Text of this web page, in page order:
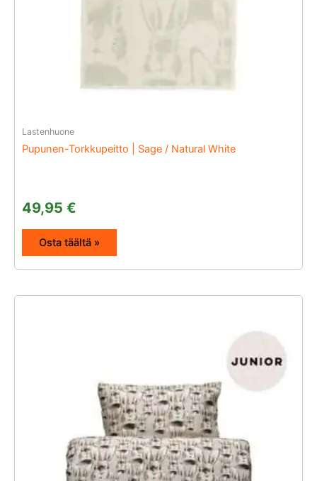
Lastenhuone
Pupunen-Torkkupeitto | Sage / Natural White
49,95 €
Osta täältä »